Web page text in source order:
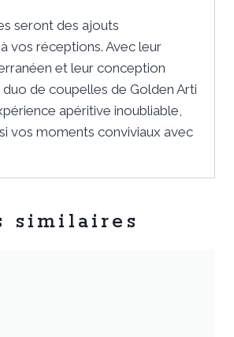
seront des ajouts
vos réceptions. Avec leur
et leur conception
duo de coupelles de Golden Arti
apéritive inoubliable,
vos moments conviviaux avec
similaires